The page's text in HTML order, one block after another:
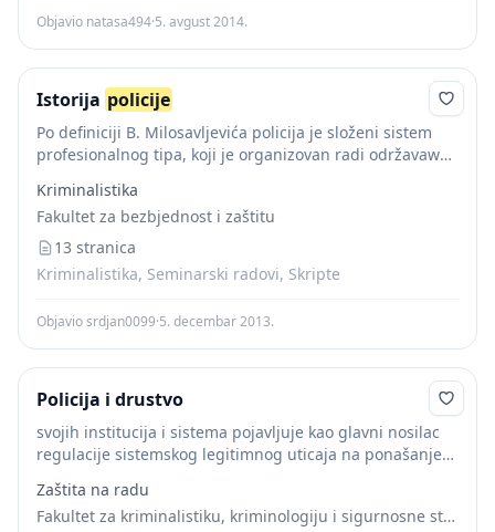
Objavio natasa494·5. avgust 2014.
Istorija policije
Po definiciji B. Milosavljevića policija je složeni sistem
profesionalnog tipa, koji je organizovan radi održavawa
snabdeven zakonskim ovlašćewima...
Kriminalistika
Fakultet za bezbjednost i zaštitu
13 stranica
Kriminalistika, Seminarski radovi, Skripte
Objavio srdjan0099·5. decembar 2013.
Policija i drustvo
svojih institucija i sistema pojavljuje kao glavni nosilac
regulacije sistemskog legitimnog uticaja na ponašanje
postavljenim kriterijima. Taj proces je pratio razvoj
policijekroz...
Zaštita na radu
Fakultet za kriminalistiku, kriminologiju i sigurnosne studije